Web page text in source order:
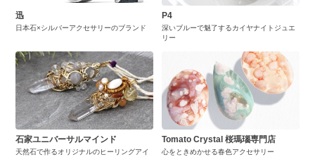
迅
日本石×シルバーアクセサリーのブランド
P4
深いブルーで魅了するカイヤナイトジュエ
リー
石家ユニバーサルマインド
天然石で作るオリジナルのヒーリングアイ
Tomato Crystal 桜瑪瑙専門店
心をときめかせる春色アクセサリー